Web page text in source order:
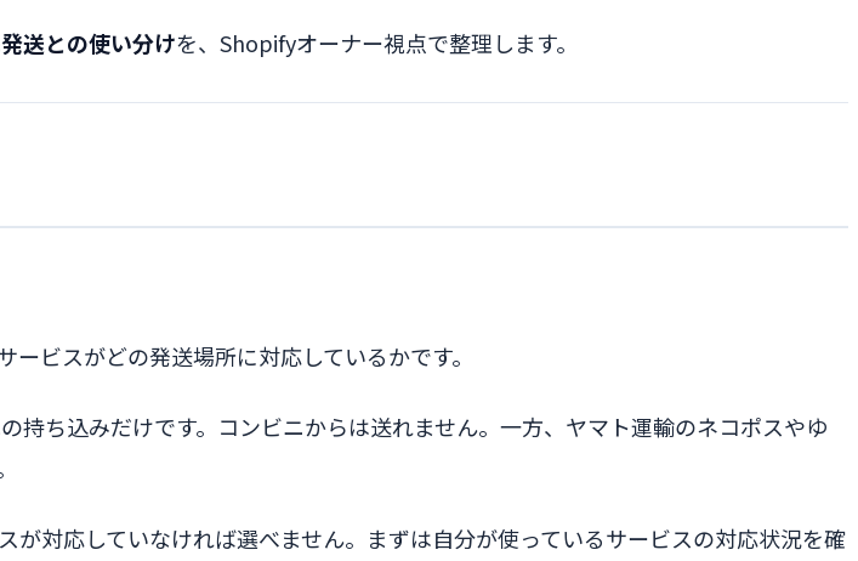
送との使い分けを、Shopifyオーナー視点で整理します。
ビスがどの発送場所に対応しているかです。
ち込みだけです。コンビニからは送れません。一方、ヤマト運輸のネコポスやゆ
が対応していなければ選べません。まずは自分が使っているサービスの対応状況を確